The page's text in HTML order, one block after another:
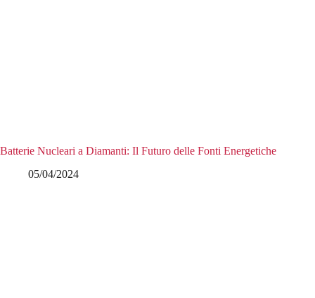
Batterie Nucleari a Diamanti: Il Futuro delle Fonti Energetiche
05/04/2024